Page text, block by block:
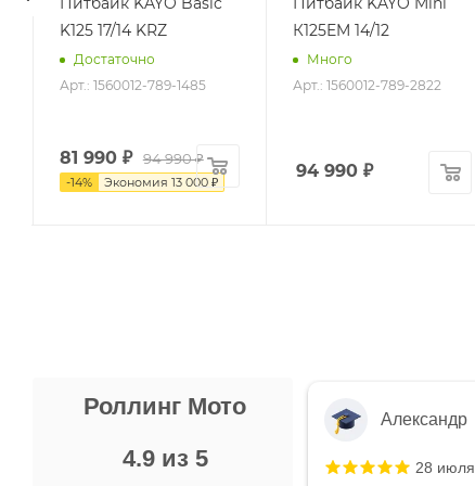
K125 17/14 KRZ
Достаточно
Арт.: 1560012-789-1485
81 990₽ 94 990 ₽
-14% Экономия 13 000 ₽
К125EM 14/12
Много
Арт.: 1560012-789-2822
94 990₽
Роллинг Мото
4.9 из 5
Александр
28 июля